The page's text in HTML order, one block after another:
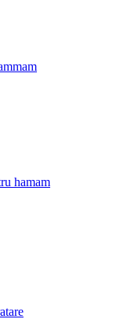
hamam